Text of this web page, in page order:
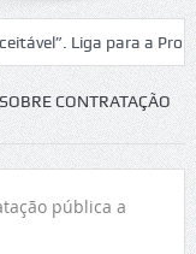
Liga para a Proteção
do Castelo de
CONTRATAÇÃO